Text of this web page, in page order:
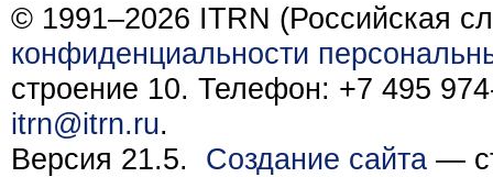
© 1991–2026 ITRN (Российская
конфиденциальности
строение 10. Телефон: +7 495
itrn@itrn.ru.
Версия 21.5. Создание сайта —